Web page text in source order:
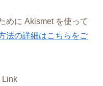
めに Akismet を使って
法の詳細はこちらをご
Link